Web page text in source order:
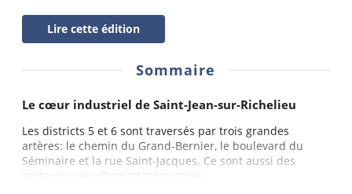
Lire cette édition
Sommaire
Le cœur industriel de Saint-Jean-sur-Richelieu
Les districts 5 et 6 sont traversés par trois grandes
artères: le chemin du Grand-Bernier, le boulevard du
Séminaire et la rue Saint-Jacques. Ce sont aussi des
secteurs avec d’importantes zones...